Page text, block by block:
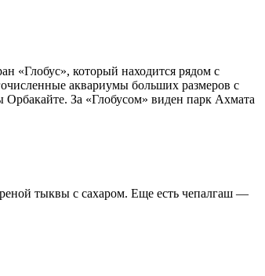
«Глобус», который находится рядом с
аквариумы больших размеров с
За «Глобусом» виден парк Ахмата
тыквы с сахаром. Еще есть чепалгаш —